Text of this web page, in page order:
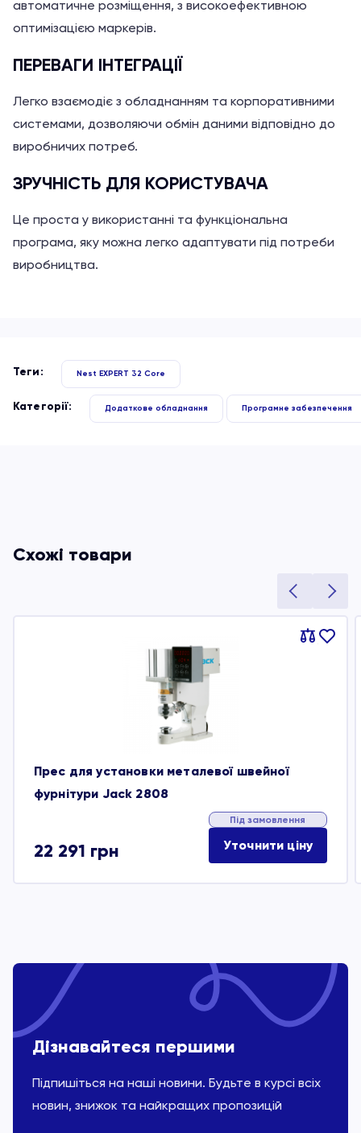
автоматичне розміщення, з високоефективною
оптимізацією маркерів.
ПЕРЕВАГИ ІНТЕГРАЦІЇ
Легко взаємодіє з обладнанням та корпоративними
системами, дозволяючи обмін даними відповідно до
виробничих потреб.
ЗРУЧНІСТЬ ДЛЯ КОРИСТУВАЧА
Це проста у використанні та функціональна
програма, яку можна легко адаптувати під потреби
виробництва.
Теги: Nest EXPERT 32 Core
Категорії: Додаткове обладнання Програмне забезпечення
Схожі товари
Порівняти
В
Прес для установки металевої швейної
фурнітури Jack 2808
22 291 грн
Під замовлення
Уточнити ціну
Дізнавайтеся першими
Підпишіться на наші новини. Будьте в курсі всіх
новин, знижок та найкращих пропозицій